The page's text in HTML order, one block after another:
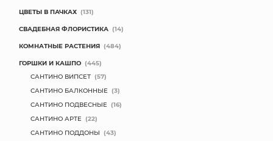
ЦВЕТЫ В ПАЧКАХ (131)
СВАДЕБНАЯ ФЛОРИСТИКА (14)
КОМНАТНЫЕ РАСТЕНИЯ (484)
ГОРШКИ И КАШПО (445)
САНТИНО ВИПСЕТ (57)
САНТИНО БАЛКОННЫЕ (3)
САНТИНО ПОДВЕСНЫЕ (16)
САНТИНО АРТЕ (22)
САНТИНО ПОДДОНЫ (43)